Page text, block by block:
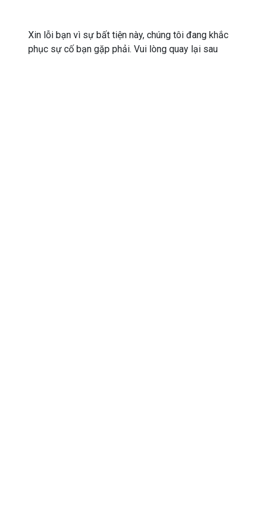
Xin lỗi bạn vì sự bất tiện này, chúng tôi đang khắc
phục sự cố bạn gặp phải. Vui lòng quay lại sau